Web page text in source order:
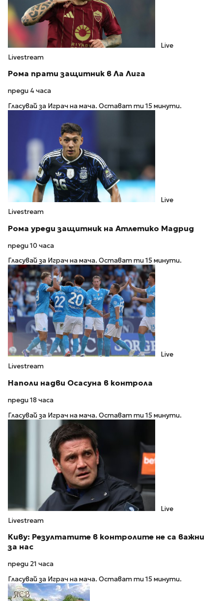
Live
Livestream
Рома прати защитник в Ла Лига
преди 4 часа
Гласувай за Играч на мача. Остават ти 15 минути.
Live
Livestream
Рома уреди защитник на Атлетико Мадрид
преди 10 часа
Гласувай за Играч на мача. Остават ти 15 минути.
Live
Livestream
Наполи надви Осасуна в контрола
преди 18 часа
Гласувай за Играч на мача. Остават ти 15 минути.
Live
Livestream
Киву: Резултатите в контролите не са важни
за нас
преди 21 часа
Гласувай за Играч на мача. Остават ти 15 минути.